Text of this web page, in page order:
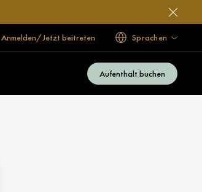
Anmelden/Jetzt beitreten Sprachen
Aufenthalt buchen